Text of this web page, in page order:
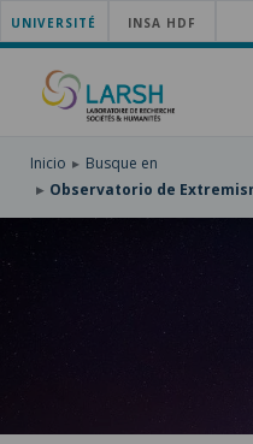
SKIP
TO
MAIN
NAVIGATION
PASAR
AL
CONTENIDO
SKIP
TO
UNIVERSITÉ INSA HDF
Inicio
Busque en
Observatorio de